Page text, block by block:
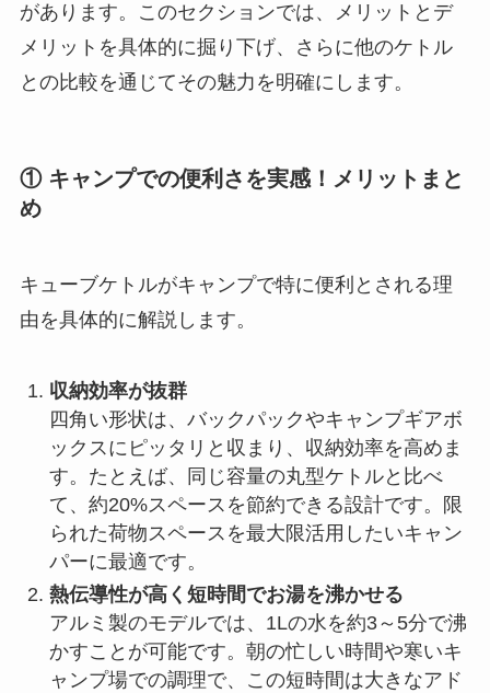
があります。このセクションでは、メリットとデ
メリットを具体的に掘り下げ、さらに他のケトル
との比較を通じてその魅力を明確にします。
① キャンプでの便利さを実感！メリットまと
め
キューブケトルがキャンプで特に便利とされる理
由を具体的に解説します。
収納効率が抜群
四角い形状は、バックパックやキャンプギアボ
ックスにピッタリと収まり、収納効率を高めま
す。たとえば、同じ容量の丸型ケトルと比べ
て、約20%スペースを節約できる設計です。限
られた荷物スペースを最大限活用したいキャン
パーに最適です。
熱伝導性が高く短時間でお湯を沸かせる
アルミ製のモデルでは、1Lの水を約3～5分で沸
かすことが可能です。朝の忙しい時間や寒いキ
ャンプ場での調理で、この短時間は大きなアド